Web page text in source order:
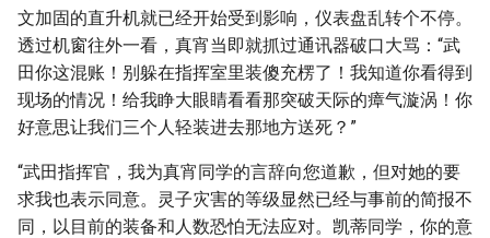
文加固的直升机就已经开始受到影响，仪表盘乱转个不停。
透过机窗往外一看，真宵当即就抓过通讯器破口大骂：“武
田你这混账！别躲在指挥室里装傻充楞了！我知道你看得到
现场的情况！给我睁大眼睛看看那突破天际的瘴气漩涡！你
好意思让我们三个人轻装进去那地方送死？”
“武田指挥官，我为真宵同学的言辞向您道歉，但对她的要
求我也表示同意。灵子灾害的等级显然已经与事前的简报不
同，以目前的装备和人数恐怕无法应对。凯蒂同学，你的意